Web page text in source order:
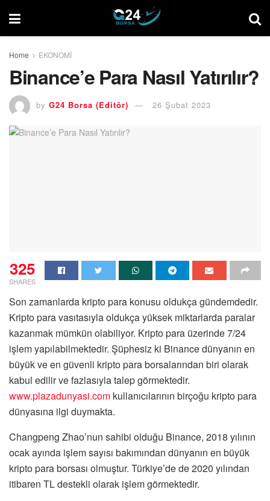
Home EKONOMİ
Binance’e Para Nasıl Yatırılır?
by G24 Borsa (Editör) 26 Şubat 2023
325
SHARES
Son zamanlarda kripto para konusu oldukça gündemdedir.
Kripto para vasıtasıyla oldukça yüksek miktarlarda paralar
kazanmak mümkün olabiliyor. Kripto para üzerinde 7/24
işlem yapılabilmektedir. Şüphesiz ki Binance dünyanın en
büyük ve en güvenli kripto para borsalarından biri olarak
kabul edilir ve fazlasıyla talep görmektedir.
www.plazadunyasi.com kullanıcılarının birçoğu kripto para
dünyasına ilgi duymakta.
Changpeng Zhao’nun sahibi olduğu Binance, 2018 yılının
ocak ayında işlem sayısı bakımından dünyanın en büyük
kripto para borsası olmuştur. Türkiye’de de 2020 yılından
itibaren TL destekli olarak işlem görmektedir.